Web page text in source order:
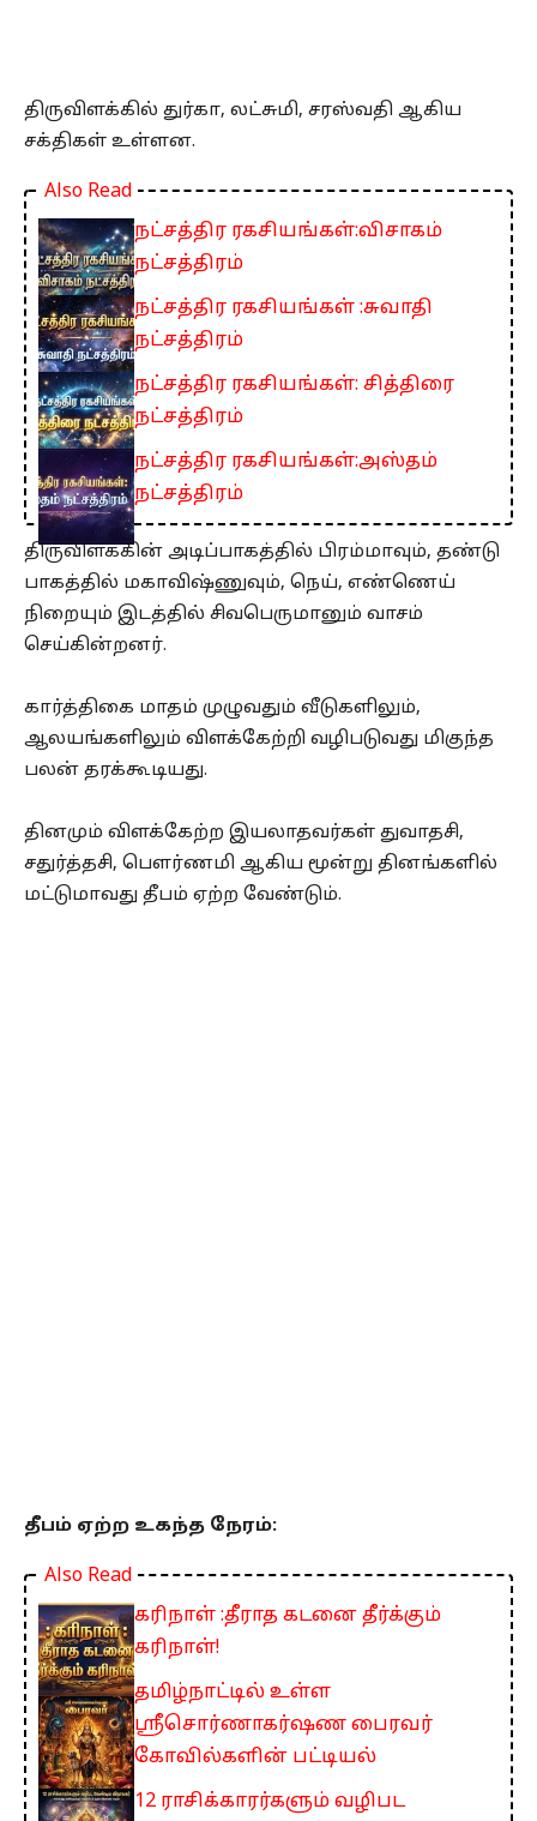
திருவிளக்கில் துர்கா, லட்சுமி, சரஸ்வதி ஆகிய
சக்திகள் உள்ளன.
Also Read
நட்சத்திர ரகசியங்கள்:விசாகம்
நட்சத்திரம்
நட்சத்திர ரகசியங்கள் :சுவாதி
நட்சத்திரம்
நட்சத்திர ரகசியங்கள்: சித்திரை
நட்சத்திரம்
நட்சத்திர ரகசியங்கள்:அஸ்தம்
நட்சத்திரம்
திருவிளக்கின் அடிப்பாகத்தில் பிரம்மாவும், தண்டு
பாகத்தில் மகாவிஷ்ணுவும், நெய், எண்ணெய்
நிறையும் இடத்தில் சிவபெருமானும் வாசம்
செய்கின்றனர்.
கார்த்திகை மாதம் முழுவதும் வீடுகளிலும்,
ஆலயங்களிலும் விளக்கேற்றி வழிபடுவது மிகுந்த
பலன் தரக்கூடியது.
தினமும் விளக்கேற்ற இயலாதவர்கள் துவாதசி,
சதுர்த்தசி, பௌர்ணமி ஆகிய மூன்று தினங்களில்
மட்டுமாவது தீபம் ஏற்ற வேண்டும்.
தீபம் ஏற்ற உகந்த நேரம்:
Also Read
கரிநாள் :தீராத கடனை தீர்க்கும்
கரிநாள்!
தமிழ்நாட்டில் உள்ள
ஸ்ரீசொர்ணாகர்ஷண பைரவர்
கோவில்களின் பட்டியல்
12 ராசிக்காரர்களும் வழிபட